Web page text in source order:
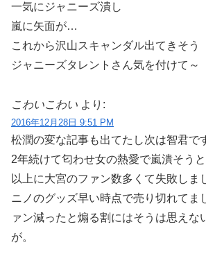
一気にジャニーズ潰し
嵐に矢面が…
これから沢山スキャンダル出てきそう
ジャニーズタレントさん気を付けて～
こわいこわい より:
2016年12月28日 9:51 PM
松潤の変な記事も出てたし次は智君で
2年続けて匂わせ女の熱愛で嵐潰そ
以上に大宮のファン数多くて失敗し
ニノのグッズ早い時点で売り切れてま
ァン減ったと煽る割にはそうは思えな
が。